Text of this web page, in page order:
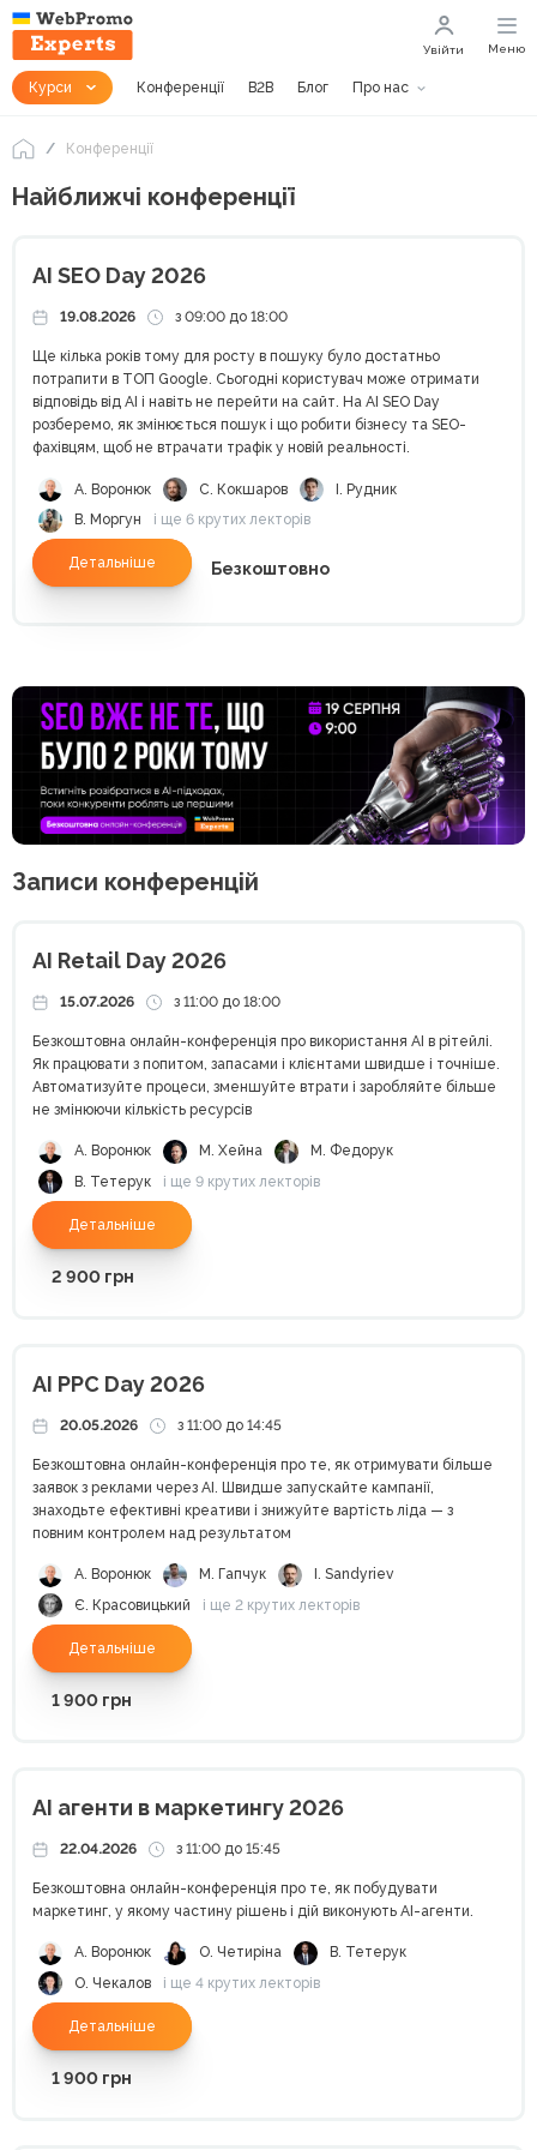
Курси Конференції B2B Блог Про нас
Увійти Меню
Конференції
Найближчі конференції
AI SEO Day 2026
19.08.2026 з 09:00 до 18:00
Ще кілька років тому для росту в пошуку було достатньо
потрапити в ТОП Google. Сьогодні користувач може отримати
відповідь від AI і навіть не перейти на сайт. На AI SEO Day
розберемо, як змінюється пошук і що робити бізнесу та SEO-
фахівцям, щоб не втрачати трафік у новій реальності.
А. Воронюк С. Кокшаров
І. Рудник
В. Моргун
і ще 6 крутих лекторів
Детальніше Безкоштовно
Записи конференцій
AI Retail Day 2026
15.07.2026 з 11:00 до 18:00
Безкоштовна онлайн-конференція про використання AI в рітейлі.
Як працювати з попитом, запасами і клієнтами швидше і точніше.
Автоматизуйте процеси, зменшуйте втрати і заробляйте більше
не змінюючи кількість ресурсів
А. Воронюк М. Хейна
М. Федорук
В. Тетерук
і ще 9 крутих лекторів
Детальніше
2 900 грн
AI PPC Day 2026
20.05.2026 з 11:00 до 14:45
Безкоштовна онлайн-конференція про те, як отримувати більше
заявок з реклами через AI. Швидше запускайте кампанії,
знаходьте ефективні креативи і знижуйте вартість ліда — з
повним контролем над результатом
А. Воронюк М. Гапчук
I. Sandyriev
Є. Красовицький
і ще 2 крутих лекторів
Детальніше
1 900 грн
AI агенти в маркетингу 2026
22.04.2026 з 11:00 до 15:45
Безкоштовна онлайн-конференція про те, як побудувати
маркетинг, у якому частину рішень і дій виконують AI-агенти.
А. Воронюк О. Четиріна
В. Тетерук
О. Чекалов
і ще 4 крутих лекторів
Детальніше
1 900 грн